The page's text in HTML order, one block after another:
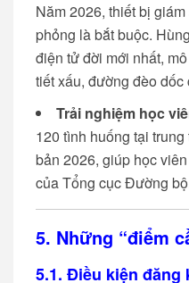
Năm 2026, thiết bị
phỏng là bắt buộc.
điện tử đời mới nhất,
tiết xấu, đường đèo
Trải nghiệm học
120 tình huống tại
bản 2026, giúp học
của Tổng cục Đường
5. Những “điểm
5.1. Điều kiện đăng